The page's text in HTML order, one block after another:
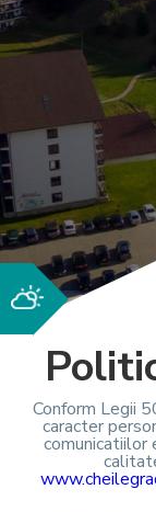
Conform Legii
caracter
comunicatiilor